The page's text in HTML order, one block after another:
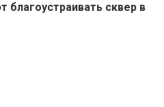
благоустраивать сквер в